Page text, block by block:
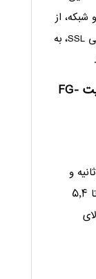
شبکه، از
جمله محافظت در برابر تهدیدات و بازرسی SSL، به
ویژگی‌های کلیدی فایروال فورتی‌گیت FG-
بر ثانیه و
توان عملیاتی حفاظت در برابر تهدیدات تا ۵٫۴